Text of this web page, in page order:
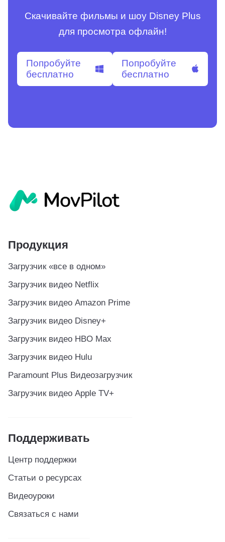
Скачивайте фильмы и шоу Disney Plus
для просмотра офлайн!
Попробуйте
бесплатно
Попробуйте
бесплатно
Продукция
Загрузчик «все в одном»
Загрузчик видео Netflix
Загрузчик видео Amazon Prime
Загрузчик видео Disney+
Загрузчик видео HBO Max
Загрузчик видео Hulu
Paramount Plus Видеозагрузчик
Загрузчик видео Apple TV+
Поддерживать
Центр поддержки
Статьи о ресурсах
Видеоуроки
Связаться с нами